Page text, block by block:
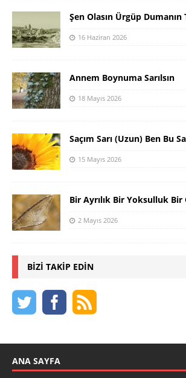
Şen Olasın Ürgüp Dumanın
16 Haziran 2026
Annem Boynuma Sarılsın
18 Mayıs 2026
Saçım Sarı (Uzun) Ben Bu
15 Mayıs 2026
Bir Ayrılık Bir Yoksulluk Bir
2 Mayıs 2026
BIZI TAKIP EDIN
ANA SAYFA